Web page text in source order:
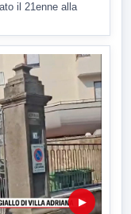
il 21enne alla
▶